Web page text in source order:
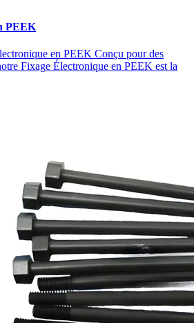
PEEK
en PEEK Conçu pour des
Fixage Électronique en PEEK est la